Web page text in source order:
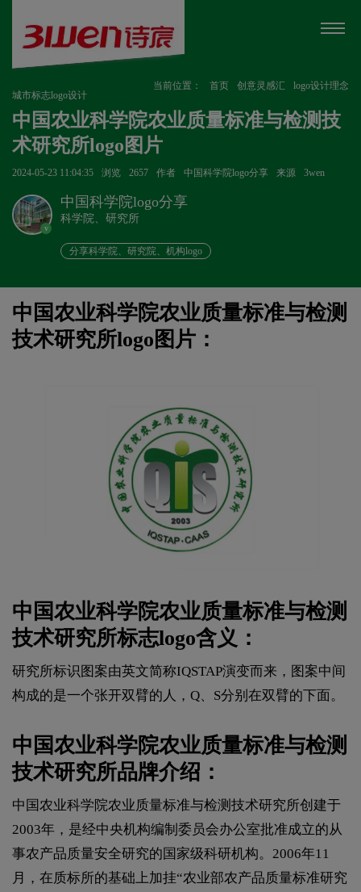
当前位置： 首页 创意灵感汇
logo设计理念
城市标志logo设计
中国农业科学院农业质量标准与检测技
术研究所logo图片
2024-05-23 11:04:35 浏览 2657 作者 中国科学院logo分享 来源 3wen
v
中国科学院logo分享
科学院、研究所
分享科学院、研究院、机构logo
中国农业科学院农业质量标准与检测
技术研究所logo图片：
中国农业科学院农业质量标准与检测
技术研究所标志logo含义：
研究所标识图案由英文简称IQSTAP演变而来，图案中间
构成的是一个张开双臂的人，Q、S分别在双臂的下面。
中国农业科学院农业质量标准与检测
技术研究所品牌介绍：
中国农业科学院农业质量标准与检测技术研究所创建于
2003年，是经中央机构编制委员会办公室批准成立的从
事农产品质量安全研究的国家级科研机构。2006年11
月，在质标所的基础上加挂“农业部农产品质量标准研究